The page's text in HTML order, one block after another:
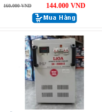
160.000 VND 144.000 VND